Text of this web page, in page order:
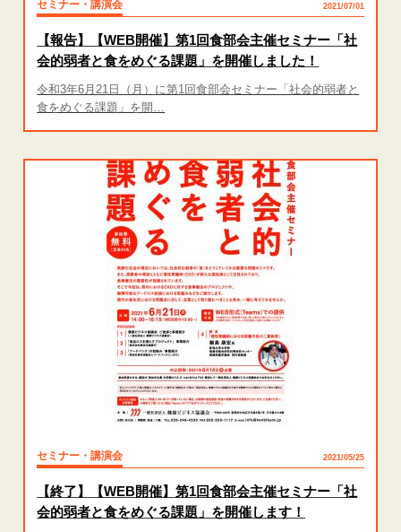
セミナー・講演会 2021/07/01
【報告】【WEB開催】第1回食部会主催セミナー「社
会的弱者と食をめぐる課題」を開催しました！
令和3年6月21日（月）に第1回食部会セミナー「社会的弱者と
食をめぐる課題」を開…
セミナー・講演会 2021/05/25
【終了】【WEB開催】第1回食部会主催セミナー「社
会的弱者と食をめぐる課題」を開催します！